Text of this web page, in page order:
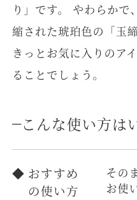
り」です。 やわらかで
縮された琥珀色の「玉
きっとお気に入りのア
ることでしょう。
こんな使い方は
おすすめ
の使い方
その
お使